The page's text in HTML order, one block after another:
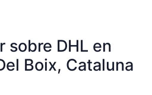
sobre DHL en
Boix, Cataluna